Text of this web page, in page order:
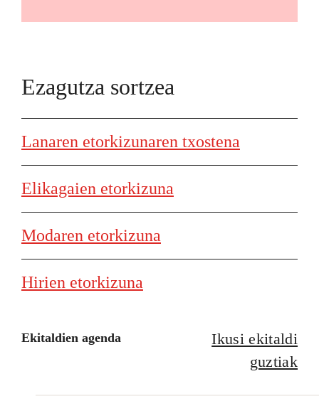
Ezagutza sortzea
Lanaren etorkizunaren txostena
Elikagaien etorkizuna
Modaren etorkizuna
Hirien etorkizuna
Ekitaldien agenda
Ikusi ekitaldi
guztiak